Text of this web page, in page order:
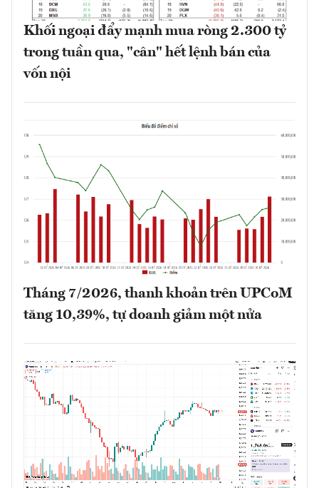
Khối ngoại đẩy mạnh mua ròng 2.300 tỷ
trong tuần qua, "cân" hết lệnh bán của
vốn nội
Tháng 7/2026, thanh khoản trên UPCoM
tăng 10,39%, tự doanh giảm một nửa